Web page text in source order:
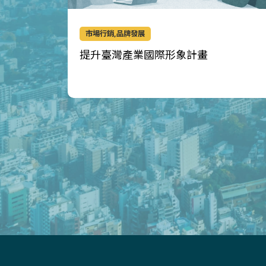
市場行銷,品牌發展
提升臺灣產業國際形象計畫